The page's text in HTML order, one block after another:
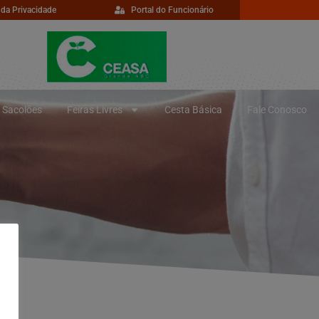
Privacidade Portal do Funcionário
Sacolões Feiras Livres Cesta Básica Fale Conosco